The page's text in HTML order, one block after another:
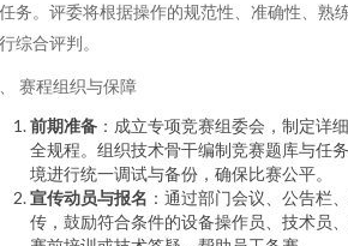
务。评委将根据操作的规范性、准确性、熟
综合评判。
赛程组织与保障
前期准备 ：成立专项竞赛组委会，制定详
全规程。组织技术骨干编制竞赛题库与任
境进行统一调试与备份，确保比赛公平。
宣传动员与报名 ：通过部门会议、公告栏
传，鼓励符合条件的设备操作员、技术员